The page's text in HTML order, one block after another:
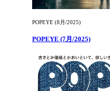
POPEYE (8月/2025)
POPEYE (7月/2025)